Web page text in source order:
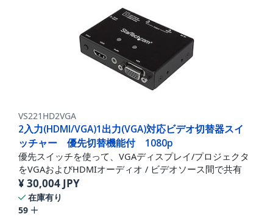
VS221HD2VGA
2入力(HDMI/VGA)1出力(VGA)対応ビデオ切替器スイ
ッチャー 優先切替機能付 1080p
優先スイッチを使って、VGAディスプレイ/プロジェクタ
をVGAおよびHDMIオーディオ / ビデオソース間で共有
¥30,004 JPY
在庫有り
59